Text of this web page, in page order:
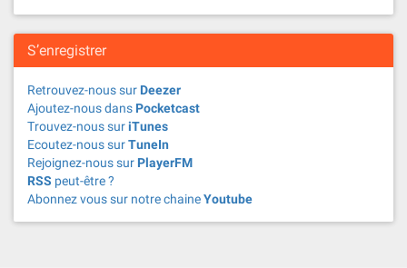
S’enregistrer
Retrouvez-nous sur Deezer
Ajoutez-nous dans Pocketcast
Trouvez-nous suriTunes
Ecoutez-nous surTuneIn
Rejoignez-nous sur PlayerFM
RSS peut-être ?
Abonnez vous sur notre chaineYoutube